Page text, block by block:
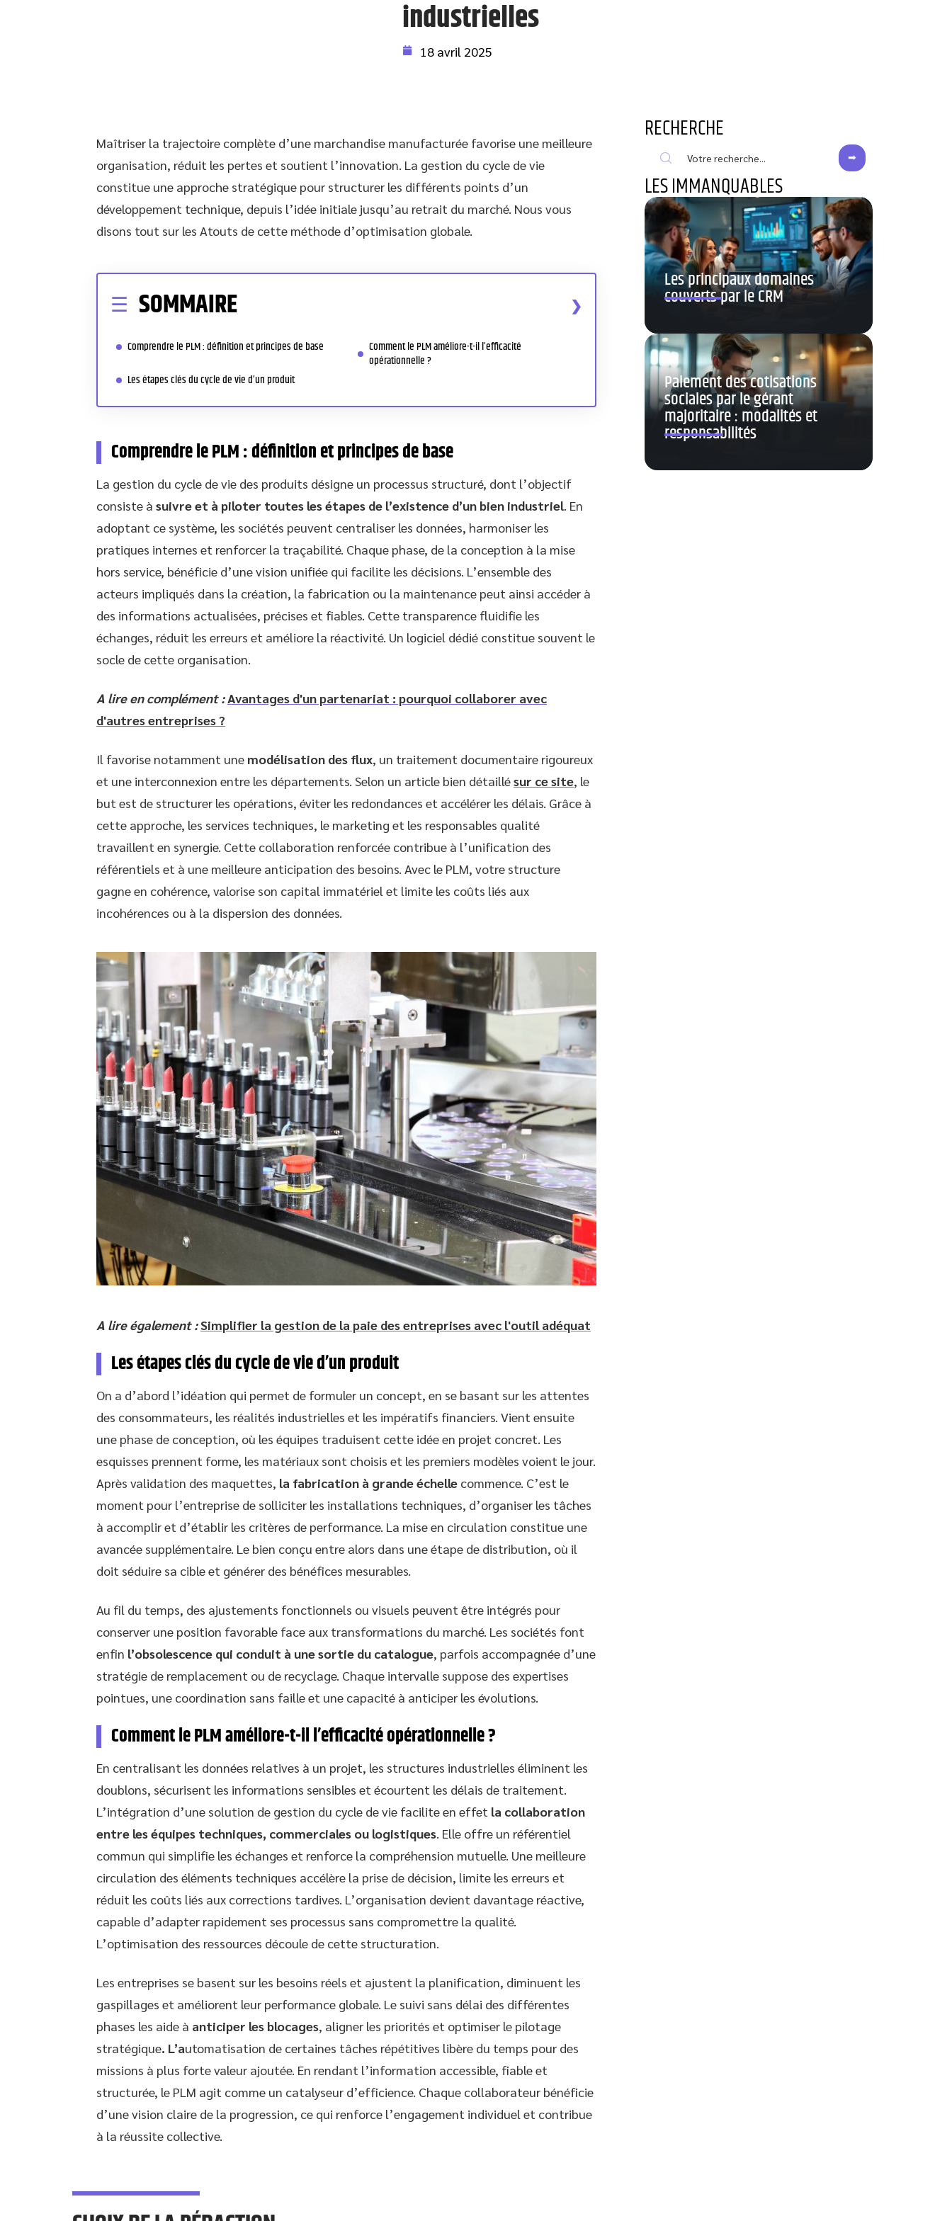
industrielles
18 avril 2025
Maîtriser la trajectoire complète d’une marchandise manufacturée favorise une meilleure
organisation, réduit les pertes et soutient l’innovation. La gestion du cycle de vie
constitue une approche stratégique pour structurer les différents points d’un
développement technique, depuis l’idée initiale jusqu’au retrait du marché. Nous vous
disons tout sur les Atouts de cette méthode d’optimisation globale.
SOMMAIRE
Comprendre le PLM : définition et principes de base
Les étapes clés du cycle de vie d’un produit
Comment le PLM améliore-t-il l’efficacité
opérationnelle ?
Comprendre le PLM : définition et principes de base
La gestion du cycle de vie des produits désigne un processus structuré, dont l’objectif
consiste à suivre et à piloter toutes les étapes de l’existence d’un bien industriel. En
adoptant ce système, les sociétés peuvent centraliser les données, harmoniser les
pratiques internes et renforcer la traçabilité. Chaque phase, de la conception à la mise
hors service, bénéficie d’une vision unifiée qui facilite les décisions. L’ensemble des
acteurs impliqués dans la création, la fabrication ou la maintenance peut ainsi accéder à
des informations actualisées, précises et fiables. Cette transparence fluidifie les
échanges, réduit les erreurs et améliore la réactivité. Un logiciel dédié constitue souvent le
socle de cette organisation.
A lire en complément :Avantages d'un partenariat : pourquoi collaborer avec
d'autres entreprises ?
Il favorise notamment une modélisation des flux, un traitement documentaire rigoureux
et une interconnexion entre les départements. Selon un article bien détaillésur ce site, le
but est de structurer les opérations, éviter les redondances et accélérer les délais. Grâce à
cette approche, les services techniques, le marketing et les responsables qualité
travaillent en synergie. Cette collaboration renforcée contribue à l’unification des
référentiels et à une meilleure anticipation des besoins. Avec le PLM, votre structure
gagne en cohérence, valorise son capital immatériel et limite les coûts liés aux
incohérences ou à la dispersion des données.
A lire également :Simplifier la gestion de la paie des entreprises avec l'outil adéquat
Les étapes clés du cycle de vie d’un produit
On a d’abord l’idéation qui permet de formuler un concept, en se basant sur les attentes
des consommateurs, les réalités industrielles et les impératifs financiers. Vient ensuite
une phase de conception, où les équipes traduisent cette idée en projet concret. Les
esquisses prennent forme, les matériaux sont choisis et les premiers modèles voient le jour.
Après validation des maquettes, la fabrication à grande échelle commence. C’est le
moment pour l’entreprise de solliciter les installations techniques, d’organiser les tâches
à accomplir et d’établir les critères de performance. La mise en circulation constitue une
avancée supplémentaire. Le bien conçu entre alors dans une étape de distribution, où il
doit séduire sa cible et générer des bénéfices mesurables.
Au fil du temps, des ajustements fonctionnels ou visuels peuvent être intégrés pour
conserver une position favorable face aux transformations du marché. Les sociétés font
enfin l’obsolescence qui conduit à une sortie du catalogue, parfois accompagnée d’une
stratégie de remplacement ou de recyclage. Chaque intervalle suppose des expertises
pointues, une coordination sans faille et une capacité à anticiper les évolutions.
Comment le PLM améliore-t-il l’efficacité opérationnelle ?
En centralisant les données relatives à un projet, les structures industrielles éliminent les
doublons, sécurisent les informations sensibles et écourtent les délais de traitement.
L’intégration d’une solution de gestion du cycle de vie facilite en effet la collaboration
entre les équipes techniques, commerciales ou logistiques. Elle offre un référentiel
commun qui simplifie les échanges et renforce la compréhension mutuelle. Une meilleure
circulation des éléments techniques accélère la prise de décision, limite les erreurs et
réduit les coûts liés aux corrections tardives. L’organisation devient davantage réactive,
capable d’adapter rapidement ses processus sans compromettre la qualité.
L’optimisation des ressources découle de cette structuration.
Les entreprises se basent sur les besoins réels et ajustent la planification, diminuent les
gaspillages et améliorent leur performance globale. Le suivi sans délai des différentes
phases les aide à anticiper les blocages, aligner les priorités et optimiser le pilotage
stratégique. L’automatisation de certaines tâches répétitives libère du temps pour des
missions à plus forte valeur ajoutée. En rendant l’information accessible, fiable et
structurée, le PLM agit comme un catalyseur d’efficience. Chaque collaborateur bénéficie
d’une vision claire de la progression, ce qui renforce l’engagement individuel et contribue
à la réussite collective.
RECHERCHE
LES IMMANQUABLES
Les principaux domaines
couverts par le CRM
Paiement des cotisations
sociales par le gérant
majoritaire : modalités et
responsabilités